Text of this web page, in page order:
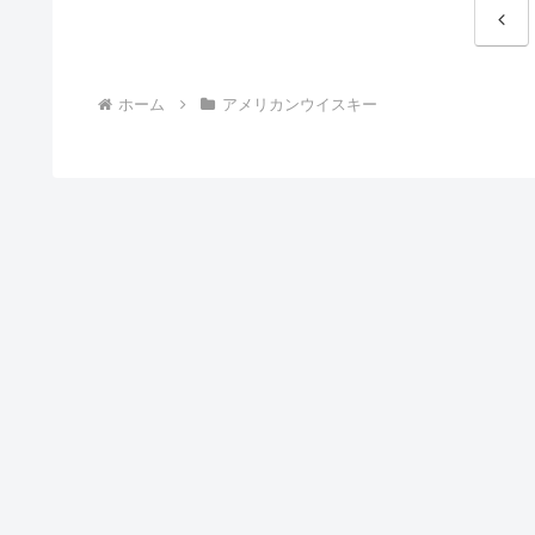
前
ホーム アメリカンウイスキー